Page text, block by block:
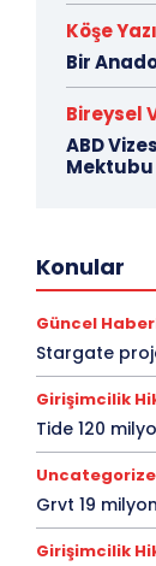
Köşe
Bir
Bireysel
ABD
Mektubu
Konular
Güncel
Stargate
Girişimcilik
Tide 120
Grvt 19
Girişimcilik